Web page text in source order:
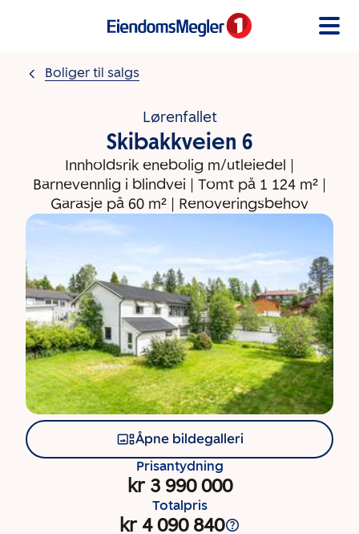
Boliger til salgs
Lørenfallet
Skibakkveien 6
Innholdsrik enebolig m/utleiedel |
Barnevennlig i blindvei | Tomt på 1 124 m² |
Garasje på 60 m² | Renoveringsbehov
Åpne bildegalleri
Prisantydning
kr 3 990 000
Totalpris
kr 4 090 840